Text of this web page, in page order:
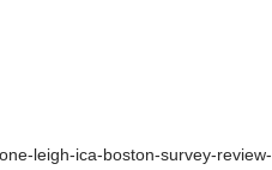
leigh-ica-boston-survey-review-